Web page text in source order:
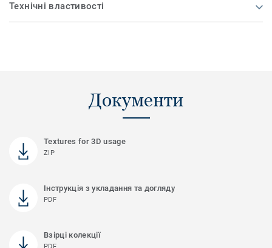
Технічні властивості
Документи
Textures for 3D usage
ZIP
Інструкція з укладання та догляду
PDF
Взірці колекції